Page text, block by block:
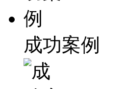
成功案例